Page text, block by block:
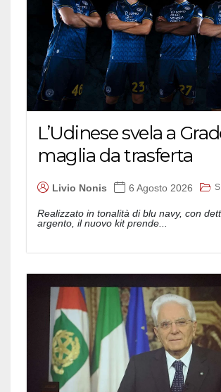
L’Udinese svela a
maglia da trasferta
Livio Nonis 6 Agosto 2026
Realizzato in tonalità di blu navy, con
argento, il nuovo kit prende...